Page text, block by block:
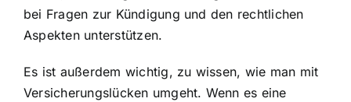
bei Fragen zur Kündigung und den rechtlichen
Aspekten unterstützen.
Es ist außerdem wichtig, zu wissen, wie man mit
Versicherungslücken umgeht. Wenn es eine